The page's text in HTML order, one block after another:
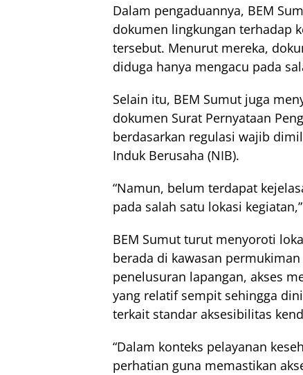
Dalam pengaduannya, BEM
dokumen lingkungan terhadap
tersebut. Menurut mereka,
diduga hanya mengacu pada
Selain itu, BEM Sumut juga
dokumen Surat Pernyataan
berdasarkan regulasi wajib
Induk Berusaha (NIB).
“Namun, belum terdapat
pada salah satu lokasi
BEM Sumut turut menyoroti
berada di kawasan
penelusuran lapangan, akses
yang relatif sempit sehingga
terkait standar aksesibilitas
“Dalam konteks pelayanan
perhatian guna memastikan